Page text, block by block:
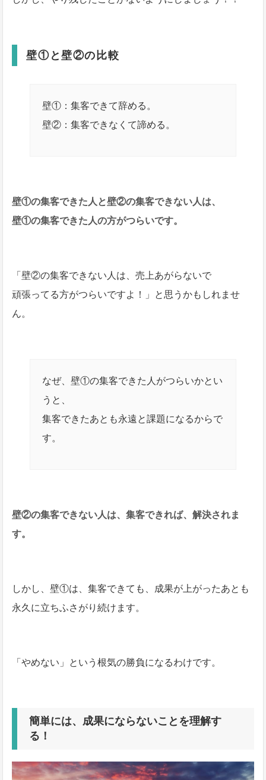
壁①と壁②の比較
壁①：集客できて辞める。
壁②：集客できなくて諦める。
壁①の集客できた人と壁②の集客できない人は、
壁①の集客できた人の方がつらいです。
「壁②の集客できない人は、売上あがらないで
頑張ってる方がつらいですよ！」と思うかもしれませ
ん。
なぜ、壁①の集客できた人がつらいかとい
うと、
集客できたあとも永遠と課題になるからで
す。
壁②の集客できない人は、集客できれば、解決されま
す。
しかし、壁①は、集客できても、成果が上がったあとも
永久に立ちふさがり続けます。
「やめない」という根気の勝負になるわけです。
簡単には、成果にならないことを理解す
る！